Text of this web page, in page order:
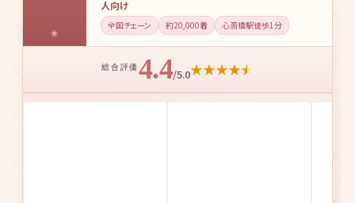
3
着物レンタルwargo 大阪心斎
橋店
大手チェーンの安心感と豊富な在庫を重視する
全国チェーン 約20,000着 心斎橋駅徒歩1分